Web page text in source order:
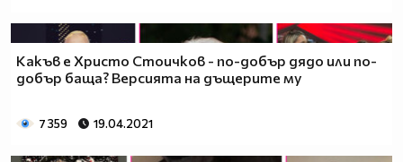
Какъв е Христо Стоичков - по-добър дядо или по-
добър баща? Версията на дъщерите му
7 359 19.04.2021